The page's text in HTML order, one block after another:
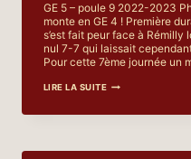
GE 5 – poule 9 2022-2023
monte en GE 4 ! Première
s’est fait peur face à Rémilly
nul 7-7 qui laissait
Pour cette 7ème journée un
LIRE LA SUITEESCF
4
RÉSULTATS